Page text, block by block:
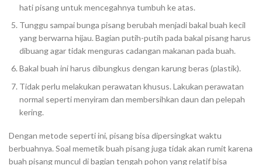
hati pisang untuk mencegahnya tumbuh ke atas.
Tunggu sampai bunga pisang berubah menjadi bakal buah kecil
yang berwarna hijau. Bagian putih-putih pada bakal pisang harus
dibuang agar tidak menguras cadangan makanan pada buah.
Bakal buah ini harus dibungkus dengan karung beras (plastik).
Tidak perlu melakukan perawatan khusus. Lakukan perawatan
normal seperti menyiram dan membersihkan daun dan pelepah
kering.
Dengan metode seperti ini, pisang bisa dipersingkat waktu
berbuahnya. Soal memetik buah pisang juga tidak akan rumit karena
buah pisang muncul di bagian tengah pohon yang relatif bisa